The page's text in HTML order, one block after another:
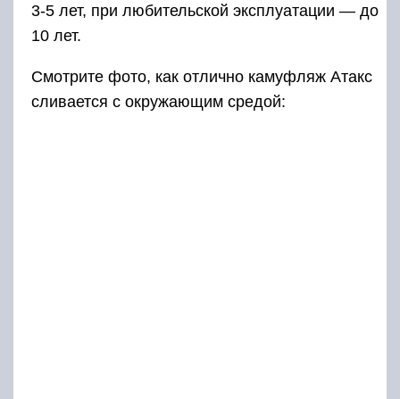
3-5 лет, при любительской эксплуатации — до
10 лет.
Смотрите фото, как отлично камуфляж Атакс
сливается с окружающим средой: